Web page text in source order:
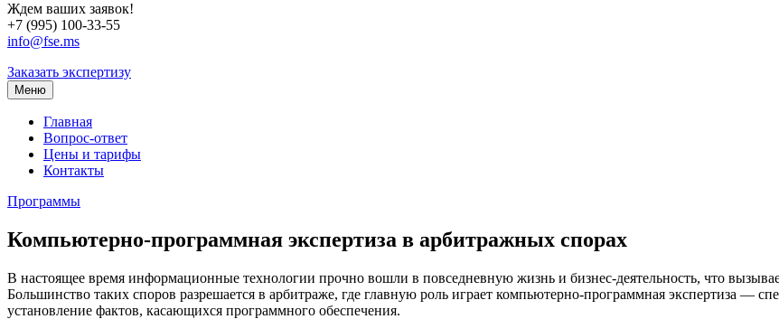
Ждем ваших заявок!
+7 (995) 100-33-55
info@fse.ms
Заказать экспертизу
Меню
Главная
Вопрос-ответ
Цены и тарифы
Контакты
Программы
Компьютерно-программная экспертиза в арбитражных спорах
В настоящее время информационные технологии прочно вошли в повседневную жизнь и бизнес-деятельность, что
Большинство таких споров разрешается в арбитраже, где главную роль играет компьютерно-программная экспертиза —
установление фактов, касающихся программного обеспечения.